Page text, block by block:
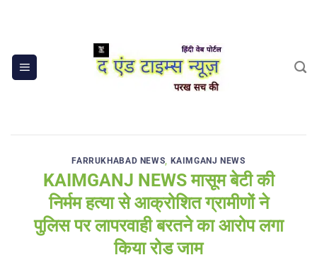
FARRUKHABAD NEWS, KAIMGANJ NEWS
KAIMGANJ NEWS मासूम बेटी की
निर्मम हत्या से आक्रोशित ग्रामीणों ने
पुलिस पर लापरवाही बरतने का आरोप लगा
किया रोड जाम